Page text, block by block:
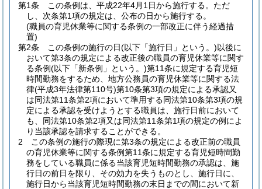
第1条
この条例は、平成22年4月1日から施行する。 ただ
し、次条第1項の規定は、公布の日から施行する。
(職員の育児休業等に関する条例の一部改正に伴う経過措
置)
第2条
この条例の施行の日(以下「施行日」という。)以後に
おいて第3条の規定による改正後の職員の育児休業等に関す
る条例(以下「新条例」という。)第11条に規定する育児短
時間勤務をするため、地方公務員の育児休業等に関する法
律(平成3年法律第110号)第10条第3項の規定による承認又
は同法第11条第2項において準用する同法第10条第3項の規
定による承認を受けようとする職員は、施行日前において
も、同法第10条第2項又は同法第11条第1項の規定の例によ
り当該承認を請求することができる。
2
この条例の施行の際現に第3条の規定による改正前の職員
の育児休業等に関する条例第11条に規定する育児短時間勤
務をしている職員に係る当該育児短時間勤務の承認は、施
行日の前日を限り、その効力を失うものとし、施行日に、
施行日から当該育児短時間勤務の末日までの間において新